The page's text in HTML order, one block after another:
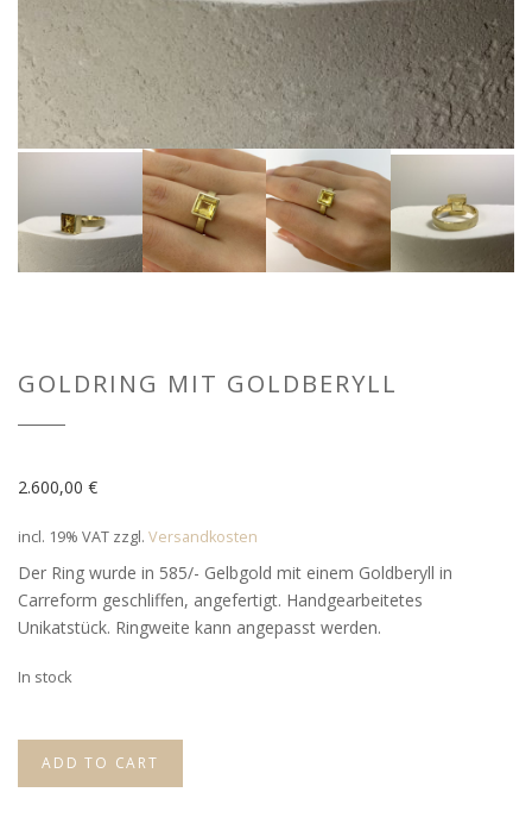
GOLDRING MIT GOLDBERYLL
2.600,00 €
incl. 19% VAT zzgl. Versandkosten
Der Ring wurde in 585/- Gelbgold mit einem Goldberyll in
Carreform geschliffen, angefertigt. Handgearbeitetes
Unikatstück. Ringweite kann angepasst werden.
In stock
ADD TO CART